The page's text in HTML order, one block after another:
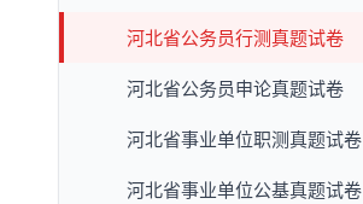
河北省公务员行测真题试卷
河北省公务员申论真题试卷
河北省事业单位职测真题试卷
河北省事业单位公基真题试卷